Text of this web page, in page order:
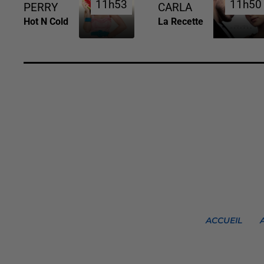
PERRY
Hot N Cold
11h53
11h53
CARLA
La Recette
11h50
11h50
ACCUEIL